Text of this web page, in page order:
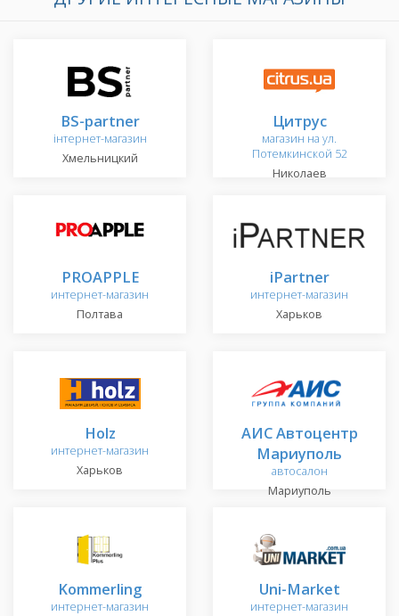
BS-partner
інтернет-магазин
Хмельницкий
Цитрус
магазин на ул.
Потемкинской 52
Николаев
PROAPPLE
интернет-магазин
Полтава
iPartner
интернет-магазин
Харьков
Holz
интернет-магазин
Харьков
АИС Автоцентр
Мариуполь
автосалон
Мариуполь
Kommerling
интернет-магазин
Uni-Market
интернет-магазин